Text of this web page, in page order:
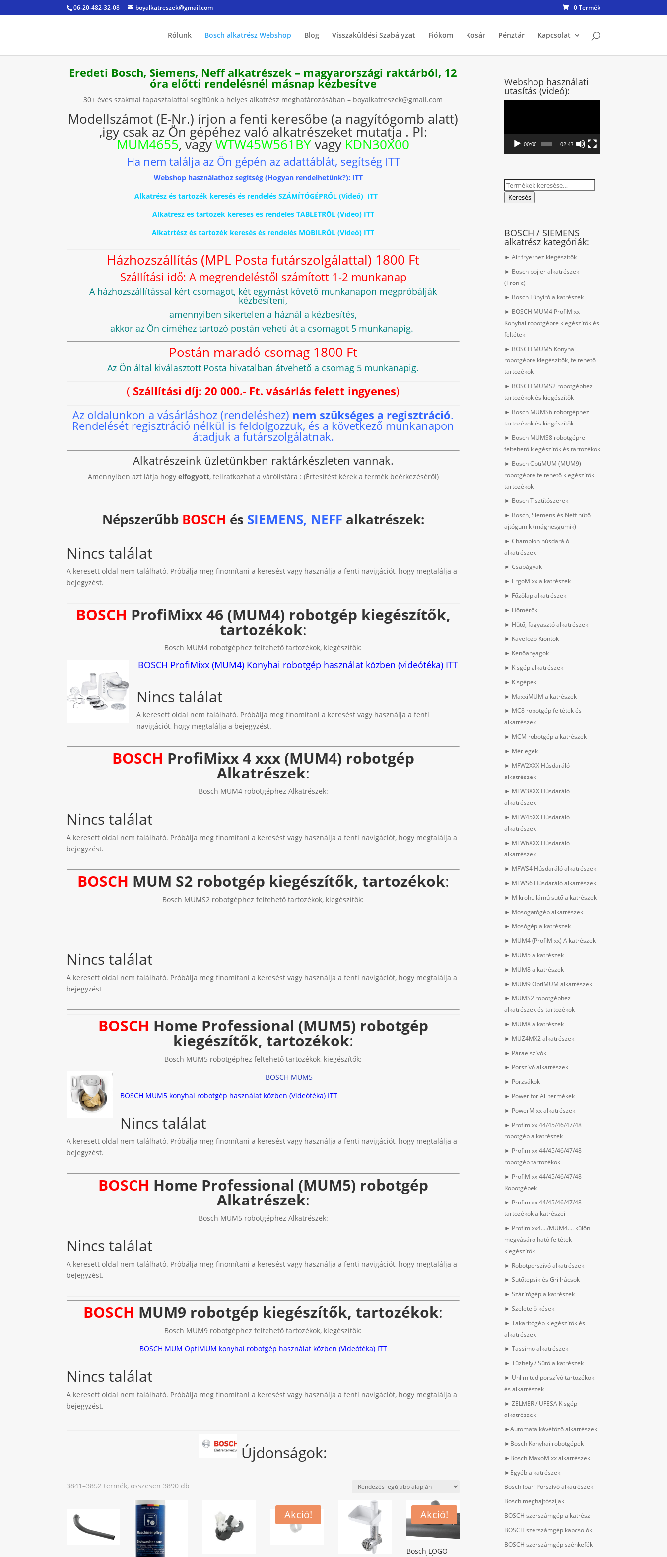
06-20-482-32-08 boyalkatreszek@gmail.com 0 Termék
Rólunk Bosch alkatrész Webshop Blog Visszaküldési Szabályzat Fiókom Kosár Pénztár Kapcsolat
Eredeti Bosch, Siemens, Neff alkatrészek – magyarországi raktárból, 12
óra előtti rendelésnél másnap kézbesítve
30+ éves szakmai tapasztalattal segítünk a helyes alkatrész meghatározásában – boyalkatreszek@gmail.com
Modellszámot (E-Nr.) írjon a fenti keresőbe (a nagyítógomb alatt)
,igy csak az Ön gépéhez való alkatrészeket mutatja . Pl:
MUM4655, vagyWTW45W561BYvagy KDN30X00
Ha nem találja az Ön gépén az adattáblát, segítség ITT
Webshop használathoz segítség (Hogyan rendelhetünk?): ITT
Alkatrész és tartozék keresés és rendelés SZÁMÍTÓGÉPRŐL (Videó) ITT
Alkatrész és tartozék keresés és rendelés TABLETRŐL (Videó) ITT
Alkatrtész és tartozék keresés és rendelés MOBILRÓL (Videó) ITT
Házhozszállítás (MPL Posta futárszolgálattal) 1800 Ft
Szállítási idő: A megrendeléstől számított 1-2 munkanap
A házhozszállítással kért csomagot, két egymást követő munkanapon megpróbálják
kézbesíteni,
amennyiben sikertelen a háznál a kézbesítés,
akkor az Ön címéhez tartozó postán veheti át a csomagot 5 munkanapig.
Postán maradó csomag 1800 Ft
Az Ön által kiválasztott Posta hivatalban átvehető a csomag 5 munkanapig.
( Szállítási díj: 20 000.- Ft. vásárlás felett ingyenes)
Az oldalunkon a vásárláshoz (rendeléshez) nem szükséges a regisztráció.
Rendelését regisztráció nélkül is feldolgozzuk, és a következő munkanapon
átadjuk a futárszolgálatnak.
Alkatrészeink üzletünkben raktárkészleten vannak.
Amennyiben azt látja hogy elfogyott, feliratkozhat a várólistára : (Értesítést kérek a termék beérkezéséről)
Népszerűbb BOSCH és SIEMENS, NEFF alkatrészek:
Nincs találat
A keresett oldal nem található. Próbálja meg finomítani a keresést vagy használja a fenti navigációt, hogy megtalálja a
bejegyzést.
BOSCH ProfiMixx 46 (MUM4) robotgép kiegészítők,
tartozékok:
Bosch MUM4 robotgéphez feltehető tartozékok, kiegészítők:
BOSCH ProfiMixx (MUM4) Konyhai robotgép használat közben (videótéka) ITT
Nincs találat
A keresett oldal nem található. Próbálja meg finomítani a keresést vagy használja a fenti
navigációt, hogy megtalálja a bejegyzést.
BOSCH ProfiMixx 4 xxx (MUM4) robotgép
Alkatrészek:
Bosch MUM4 robotgéphez Alkatrészek:
Nincs találat
A keresett oldal nem található. Próbálja meg finomítani a keresést vagy használja a fenti navigációt, hogy megtalálja a
bejegyzést.
BOSCH MUM S2 robotgép kiegészítők, tartozékok:
Bosch MUMS2 robotgéphez feltehető tartozékok, kiegészítők:
Nincs találat
A keresett oldal nem található. Próbálja meg finomítani a keresést vagy használja a fenti navigációt, hogy megtalálja a
bejegyzést.
BOSCH Home Professional (MUM5) robotgép
kiegészítők, tartozékok:
Bosch MUM5 robotgéphez feltehető tartozékok, kiegészítők:
BOSCH MUM5
BOSCH MUM5 konyhai robotgép használat közben (Videótéka) ITT
Nincs találat
A keresett oldal nem található. Próbálja meg finomítani a keresést vagy használja a fenti navigációt, hogy megtalálja a
bejegyzést.
BOSCH Home Professional (MUM5) robotgép
Alkatrészek:
Bosch MUM5 robotgéphez Alkatrészek:
Nincs találat
A keresett oldal nem található. Próbálja meg finomítani a keresést vagy használja a fenti navigációt, hogy megtalálja a
bejegyzést.
BOSCH MUM9 robotgép kiegészítők, tartozékok:
Bosch MUM9 robotgéphez feltehető tartozékok, kiegészítők:
BOSCH MUM OptiMUM konyhai robotgép használat közben (Videótéka) ITT
Nincs találat
A keresett oldal nem található. Próbálja meg finomítani a keresést vagy használja a fenti navigációt, hogy megtalálja a
bejegyzést.
Újdonságok:
3841–3852 termék, összesen 3890 db
Akció! Akció!
Bosch LOGO
Webshop használati
utasítás (videó):
00:00 02:47
Keresés
Keresés
BOSCH / SIEMENS
alkatrész kategóriák:
► Air fryerhez kiegészítők
► Bosch bojler alkatrészek
(Tronic)
► Bosch Fűnyíró alkatrészek
► BOSCH MUM4 ProfiMixx
Konyhai robotgépre kiegészítők és
feltétek
► BOSCH MUM5 Konyhai
robotgépre kiegészítők, feltehető
tartozékok
► BOSCH MUMS2 robotgéphez
tartozékok és kiegészítők
► Bosch MUMS6 robotgéphez
tartozékok és kiegészítők
► Bosch MUMS8 robotgépre
feltehető kiegészítők és tartozékok
► Bosch OptiMUM (MUM9)
robotgépre feltehető kiegészítők
tartozékok
► Bosch Tisztítószerek
► Bosch, Siemens és Neff hűtő
ajtógumik (mágnesgumik)
► Champion húsdaráló
alkatrészek
► Csapágyak
► ErgoMixx alkatrészek
► Főzőlap alkatrészek
► Hőmérők
► Hűtő, fagyasztó alkatrészek
► Kávéfőző Kiöntők
► Kenőanyagok
► Kisgép alkatrészek
► Kisgépek
► MaxxiMUM alkatrészek
► MC8 robotgép feltétek és
alkatrészek
► MCM robotgép alkatrészek
► Mérlegek
► MFW2XXX Húsdaráló
alkatrészek
► MFW3XXX Húsdaráló
alkatrészek
► MFW45XX Húsdaráló
alkatrészek
► MFW6XXX Húsdaráló
alkatrészek
► MFWS4 Húsdaráló alkatrészek
► MFWS6 Húsdaráló alkatrészek
► Mikrohullámú sütő alkatrészek
► Mosogatógép alkatrészek
► Mosógép alkatrészek
► MUM4 (ProfiMixx) Alkatrészek
► MUM5 alkatrészek
► MUM8 alkatrészek
► MUM9 OptiMUM alkatrészek
► MUMS2 robotgéphez
alkatrészek és tartozékok
► MUMX alkatrészek
► MUZ4MX2 alkatrészek
► Páraelszívók
► Porszívó alkatrészek
► Porzsákok
► Power for All termékek
► PowerMixx alkatrészek
► Profimixx 44/45/46/47/48
robotgép alkatrészek
► Profimixx 44/45/46/47/48
robotgép tartozékok
► ProfiMixx 44/45/46/47/48
Robotgépek
► Profimixx 44/45/46/47/48
tartozékok alkatrészei
► Profimixx4..../MUM4.... külön
megvásárolható feltétek
kiegészítők
► Robotporszívó alkatrészek
► Sütőtepsik és Grillrácsok
► Szárítógép alkatrészek
► Szeletelő kések
► Takarítógép kiegészítők és
alkatrészek
► Tassimo alkatrészek
► Tűzhely / Sütő alkatrészek
► Unlimited porszívó tartozékok
és alkatrészek
► ZELMER / UFESA Kisgép
alkatrészek
►Automata kávéfőző alkatrészek
►Bosch Konyhai robotgépek
►Bosch MaxoMixx alkatrészek
►Egyéb alkatrészek
Bosch Ipari Porszívó alkatrészek
Bosch meghajtószíjak
BOSCH szerszámgép alkatrész
BOSCH szerszámgép kapcsolók
BOSCH szerszámgép szénkefék